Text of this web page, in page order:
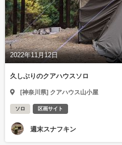
2022年11月12日
久しぶりのクアハウスソロ
[神奈川県] クアハウス山小屋
ソロ 区画サイト
週末スナフキン